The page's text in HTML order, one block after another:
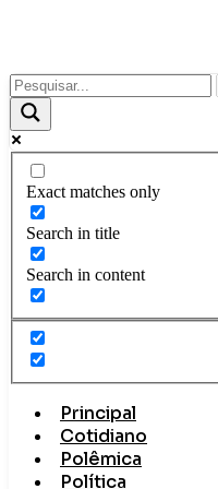
conteúdo
Exact matches only
Search in title
Search in content
Principal
Cotidiano
Polêmica
Política